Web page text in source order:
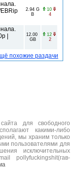
2.94 G
B
10
4
|
12.00
GB
12
2
похожие раздачи
для свободного
какими-либо
мы храним только
пользователями для
исключительных
pollyfuckingshit(гав-